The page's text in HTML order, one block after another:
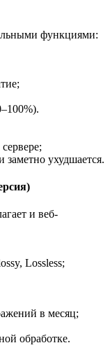
функциями:
ухудшается.
и веб-
Lossless;
в месяц;
обработке.